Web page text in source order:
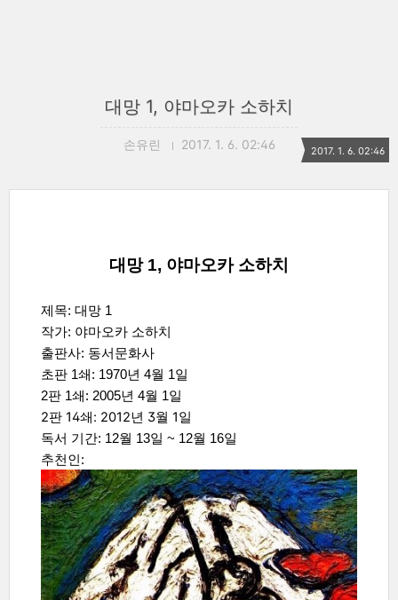
대망 1, 야마오카 소하치
손유린 2017. 1. 6. 02:46 2017. 1. 6. 02:46
대망 1, 야마오카 소하치
제목: 대망 1
작가: 야마오카 소하치
출판사: 동서문화사
초판 1쇄: 1970년 4월 1일
2판 1쇄: 2005년 4월 1일
2판 14쇄: 2012년 3월 1일
독서 기간: 12월 13일 ~ 12월 16일
추천인: